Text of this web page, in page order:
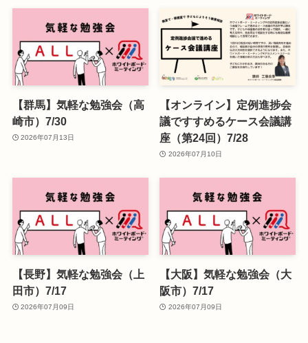
【群馬】気軽な勉強会（高
崎市）7/30
2026年07月13日
【オンライン】定例進捗会
議ですすめるケース会議講
座（第24回）7/28
2026年07月10日
【長野】気軽な勉強会（上
田市）7/17
2026年07月09日
【大阪】気軽な勉強会（大
阪市）7/17
2026年07月09日